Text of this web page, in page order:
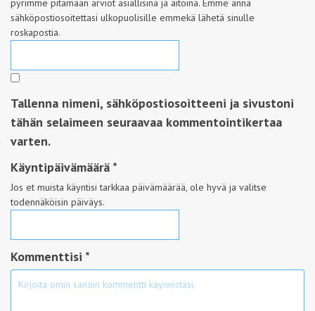
pyrimme pitämään arviot asiallisina ja aitoina. Emme anna
sähköpostiosoitettasi ulkopuolisille emmekä lähetä sinulle
roskapostia.
Tallenna nimeni, sähköpostiosoitteeni ja sivustoni
tähän selaimeen seuraavaa kommentointikertaa
varten.
Käyntipäivämäärä *
Jos et muista käyntisi tarkkaa päivämäärää, ole hyvä ja valitse
todennäköisin päiväys.
Kommenttisi *